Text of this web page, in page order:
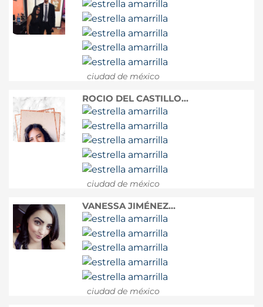
ciudad de méxico
ROCIO DEL CASTILLO...
ciudad de méxico
VANESSA JIMÉNEZ...
ciudad de méxico